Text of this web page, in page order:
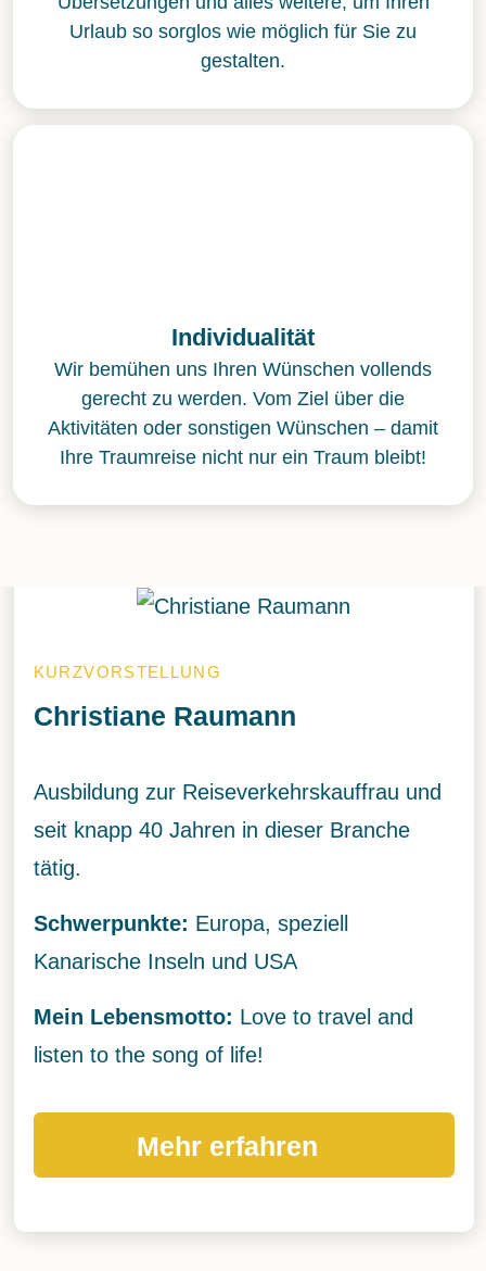
Urlaub so sorglos wie möglich für Sie zu
gestalten.
Individualität
Wir bemühen uns Ihren Wünschen vollends
gerecht zu werden. Vom Ziel über die
Aktivitäten oder sonstigen Wünschen – damit
Ihre Traumreise nicht nur ein Traum bleibt!
Raumann
zur Reiseverkehrskauffrau und
knapp 40 Jahren in dieser Branche
Europa, speziell
Inseln und USA
Lebensmotto:Love to travel and
to the song of life!
Mehr erfahren